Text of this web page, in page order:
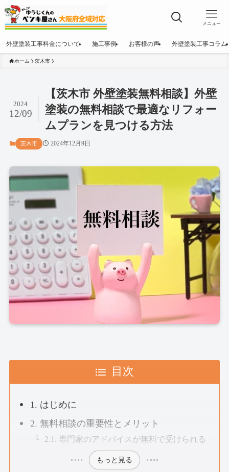
メニュー
外壁塗装工事料金について 施工事例 お客様の声 外壁塗装工事コラム
ホーム 茨木市
【茨木市 外壁塗装無料相談】外壁
塗装の無料相談で最適なリフォー
ムプランを見つける方法
2024
12/09
茨木市 2024年12月9日
目次
1. はじめに
2. 無料相談の重要性とメリット
2.1. 専門家のアドバイスが無料で受けられる
もっと見る